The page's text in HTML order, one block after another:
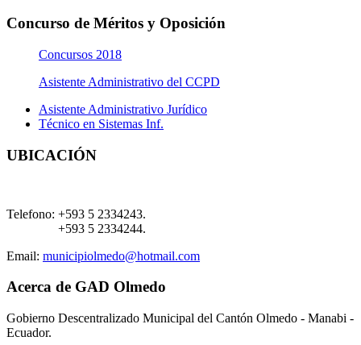
Concurso de Méritos y Oposición
Concursos 2018
Asistente Administrativo del CCPD
Asistente Administrativo Jurídico
Técnico en Sistemas Inf.
UBICACIÓN
Telefono: +593 5 2334243.
+593 5 2334244.
Email: municipiolmedo@hotmail.com
Acerca de GAD Olmedo
Gobierno Descentralizado Municipal del Cantón Olmedo - Manabi -
Ecuador.